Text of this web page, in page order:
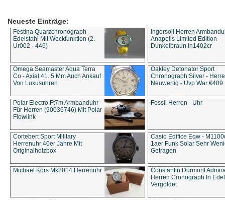
Neueste Einträge:
Festina Quarzchronograph
Edelstahl Mit Weckfunktion (2.
Ur002 - 446)
Ingersoll Herren
Anapolis Limited Edition
Dunkelbraun In1402cr
Omega Seamaster Aqua Terra
Co - Axial 41. 5 Mm Auch Ankauf
Von Luxusuhren
Oakley Detonator Sport
Chronograph Silver -
Neuwertig - Uvp War €489
Polar Electro Ft7m Armbanduhr
Für Herren (90036746) Mit Polar
Flowlink
Fossil Herren - Uhr
Cortebert Sport Military
Herrenuhr 40er Jahre Mit
Originalholzbox
Casio Edifice Eqw -
1aer Funk Solar Sehr
Getragen
Michael Kors Mk8014 Herrenuhr
Constantin Durmont
Herren Cronograph In
Vergoldet